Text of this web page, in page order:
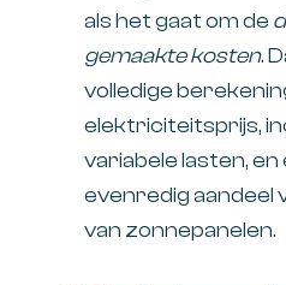
als het gaat om de
gemaakte kosten.
volledige
elektriciteitsprijs,
variabele lasten,
evenredig aandeel
van zonnepanelen.